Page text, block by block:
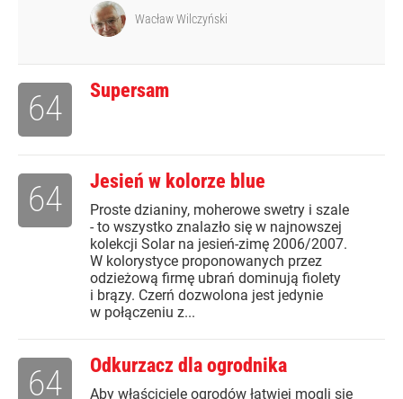
Wacław Wilczyński
Supersam
64
Jesień w kolorze blue
Proste dzianiny, moherowe swetry i szale
- to wszystko znalazło się w najnowszej
kolekcji Solar na jesień-zimę 2006/2007.
W kolorystyce proponowanych przez
odzieżową firmę ubrań dominują fiolety
i brązy. Czerń dozwolona jest jedynie
w połączeniu z...
64
Odkurzacz dla ogrodnika
Aby właściciele ogrodów łatwiej mogli się
64